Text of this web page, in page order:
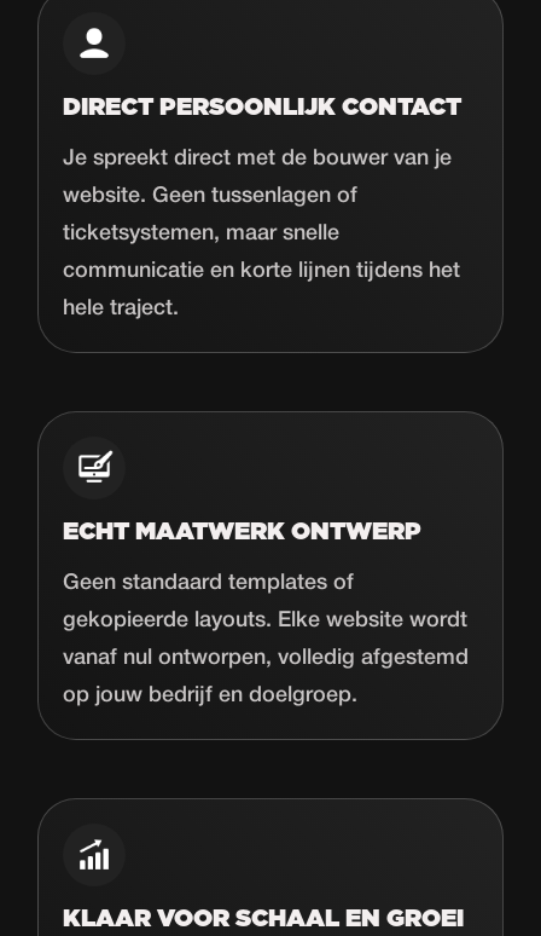
DIRECT PERSOONLIJK CONTACT
Je spreekt direct met de bouwer van je
website. Geen tussenlagen of
ticketsystemen, maar snelle
communicatie en korte lijnen tijdens het
hele traject.
ECHT MAATWERK ONTWERP
Geen standaard templates of
gekopieerde layouts. Elke website wordt
vanaf nul ontworpen, volledig afgestemd
op jouw bedrijf en doelgroep.
KLAAR VOOR SCHAAL EN GROEI